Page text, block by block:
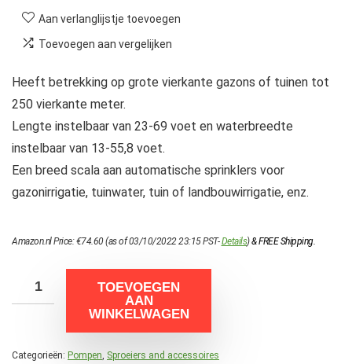
Aan verlanglijstje toevoegen
Toevoegen aan vergelijken
Heeft betrekking op grote vierkante gazons of tuinen tot
250 vierkante meter.
Lengte instelbaar van 23-69 voet en waterbreedte
instelbaar van 13-55,8 voet.
Een breed scala aan automatische sprinklers voor
gazonirrigatie, tuinwater, tuin of landbouwirrigatie, enz.
Amazon.nl Price:€74.60(as of 03/10/2022 23:15 PST-Details)&FREE Shipping.
TOEVOEGEN
AAN
WINKELWAGEN
Categorieën: Pompen, Sproeiers and accessoires